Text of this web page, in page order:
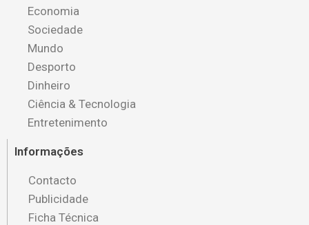
Economia
Sociedade
Mundo
Desporto
Dinheiro
Ciência & Tecnologia
Entretenimento
Informações
Contacto
Publicidade
Ficha Técnica